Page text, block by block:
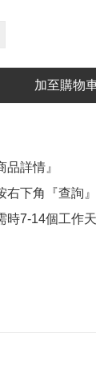
加至購物
品詳情』
右下角『查詢
時7-14個工作